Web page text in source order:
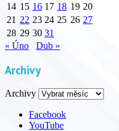
14 15 16 17 18 19 20
21 22 23 24 25 26 27
28 29 30 31
« Úno
Dub »
Archivy
Archivy
Facebook
YouTube